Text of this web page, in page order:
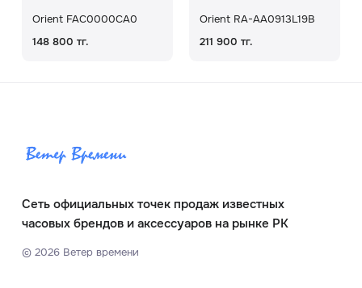
Orient FAC0000CA0
148 800 тг.
Orient RA-AA0913L19B
211 900 тг.
Сеть официальных точек продаж известных
часовых брендов и аксессуаров на рынке РК
© 2026Ветер времени